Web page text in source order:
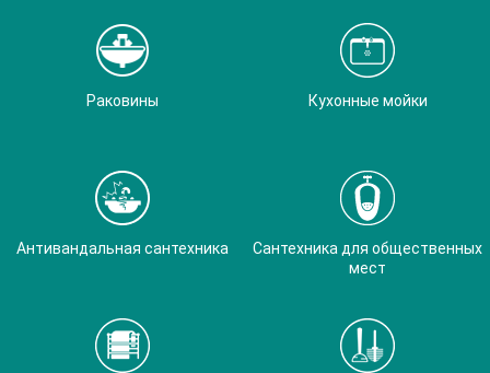
Раковины Кухонные мойки
Антивандальная сантехника
Сантехника для общественных
мест